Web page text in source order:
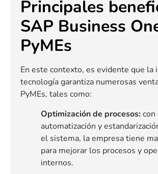
Principales
SAP Business
PyMEs
En este contexto, es evidente que la
tecnología garantiza numerosas
PyMEs, tales como:
Optimización de procesos:con
automatización y
el sistema, la empresa tiene
para mejorar los procesos y
internos.